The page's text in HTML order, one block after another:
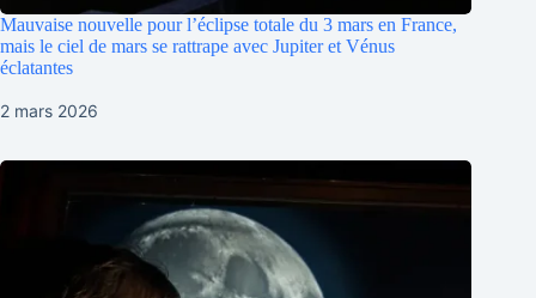
Mauvaise nouvelle pour l’éclipse totale du 3 mars en France,
mais le ciel de mars se rattrape avec Jupiter et Vénus
éclatantes
2 mars 2026